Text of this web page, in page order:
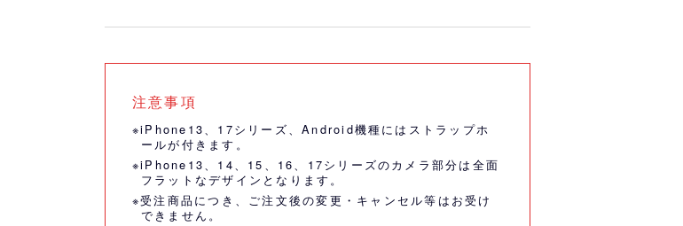
注意事項
※iPhone13、17シリーズ、Android機種にはストラップホ
ールが付きます。
※iPhone13、14、15、16、17シリーズのカメラ部分は全面
フラットなデザインとなります。
※受注商品につき、ご注文後の変更・キャンセル等はお受け
できません。